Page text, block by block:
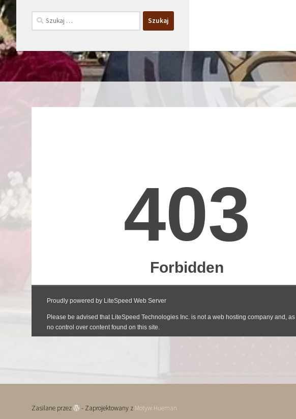
Szukaj:
Zasilane przez - Zaprojektowany z Motyw Hueman